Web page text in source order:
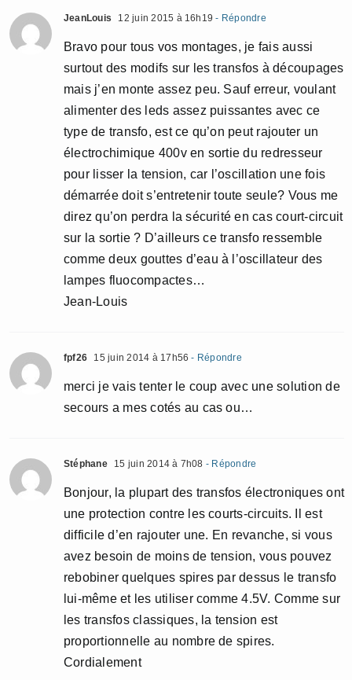
JeanLouis 12 juin 2015 à 16h19 - Répondre
Bravo pour tous vos montages, je fais aussi
surtout des modifs sur les transfos à découpages
mais j’en monte assez peu. Sauf erreur, voulant
alimenter des leds assez puissantes avec ce
type de transfo, est ce qu’on peut rajouter un
électrochimique 400v en sortie du redresseur
pour lisser la tension, car l’oscillation une fois
démarrée doit s’entretenir toute seule? Vous me
direz qu’on perdra la sécurité en cas court-circuit
sur la sortie ? D’ailleurs ce transfo ressemble
comme deux gouttes d’eau à l’oscillateur des
lampes fluocompactes…
Jean-Louis
fpf26 15 juin 2014 à 17h56 - Répondre
merci je vais tenter le coup avec une solution de
secours a mes cotés au cas ou…
Stéphane 15 juin 2014 à 7h08 - Répondre
Bonjour, la plupart des transfos électroniques ont
une protection contre les courts-circuits. Il est
difficile d’en rajouter une. En revanche, si vous
avez besoin de moins de tension, vous pouvez
rebobiner quelques spires par dessus le transfo
lui-même et les utiliser comme 4.5V. Comme sur
les transfos classiques, la tension est
proportionnelle au nombre de spires.
Cordialement